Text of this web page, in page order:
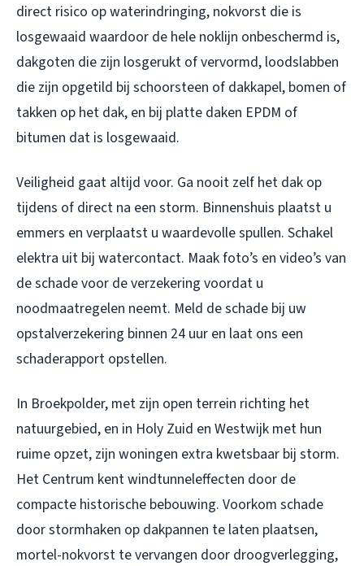
direct risico op waterindringing, nokvorst die is
losgewaaid waardoor de hele noklijn onbeschermd is,
dakgoten die zijn losgerukt of vervormd, loodslabben
die zijn opgetild bij schoorsteen of dakkapel, bomen of
takken op het dak, en bij platte daken EPDM of
bitumen dat is losgewaaid.
Veiligheid gaat altijd voor. Ga nooit zelf het dak op
tijdens of direct na een storm. Binnenshuis plaatst u
emmers en verplaatst u waardevolle spullen. Schakel
elektra uit bij watercontact. Maak foto’s en video’s van
de schade voor de verzekering voordat u
noodmaatregelen neemt. Meld de schade bij uw
opstalverzekering binnen 24 uur en laat ons een
schaderapport opstellen.
In Broekpolder, met zijn open terrein richting het
natuurgebied, en in Holy Zuid en Westwijk met hun
ruime opzet, zijn woningen extra kwetsbaar bij storm.
Het Centrum kent windtunneleffecten door de
compacte historische bebouwing. Voorkom schade
door stormhaken op dakpannen te laten plaatsen,
mortel-nokvorst te vervangen door droogverlegging,